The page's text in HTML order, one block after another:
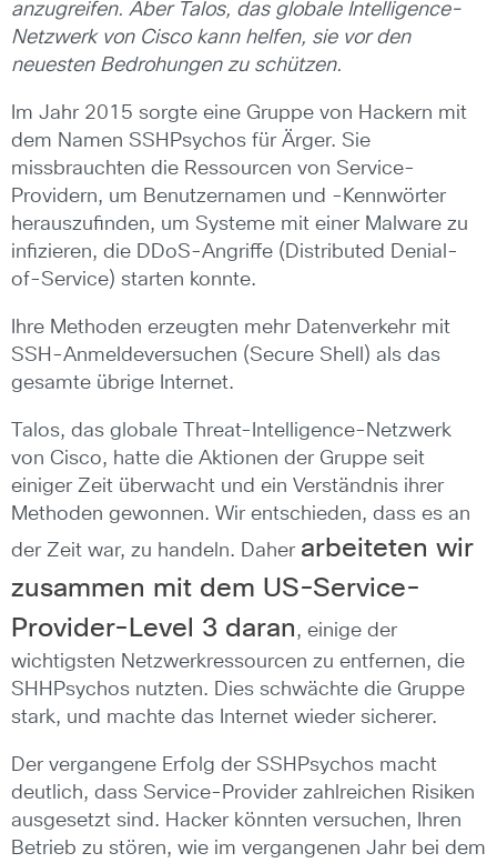
anzugreifen. Aber Talos, das globale Intelligence-
Netzwerk von Cisco kann helfen, sie vor den
neuesten Bedrohungen zu schützen.
Im Jahr 2015 sorgte eine Gruppe von Hackern mit
dem Namen SSHPsychos für Ärger. Sie
missbrauchten die Ressourcen von Service-
Providern, um Benutzernamen und -Kennwörter
herauszufinden, um Systeme mit einer Malware zu
infizieren, die DDoS-Angriffe (Distributed Denial-
of-Service) starten konnte.
Ihre Methoden erzeugten mehr Datenverkehr mit
SSH-Anmeldeversuchen (Secure Shell) als das
gesamte übrige Internet.
Talos, das globale Threat-Intelligence-Netzwerk
von Cisco, hatte die Aktionen der Gruppe seit
einiger Zeit überwacht und ein Verständnis ihrer
Methoden gewonnen. Wir entschieden, dass es an
der Zeit war, zu handeln. Daher arbeiteten wir
zusammen mit dem US-Service-
Provider-Level 3 daran, einige der
wichtigsten Netzwerkressourcen zu entfernen, die
SHHPsychos nutzten. Dies schwächte die Gruppe
stark, und machte das Internet wieder sicherer.
Der vergangene Erfolg der SSHPsychos macht
deutlich, dass Service-Provider zahlreichen Risiken
ausgesetzt sind. Hacker könnten versuchen, Ihren
Betrieb zu stören, wie im vergangenen Jahr bei dem